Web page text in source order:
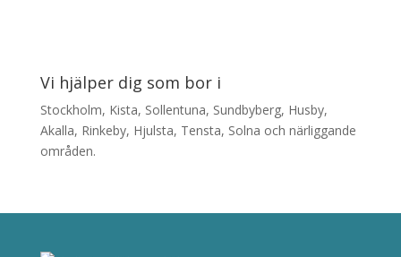
Vi hjälper dig som bor i
Stockholm, Kista, Sollentuna, Sundbyberg, Husby,
Akalla, Rinkeby, Hjulsta, Tensta, Solna och närliggande
områden.